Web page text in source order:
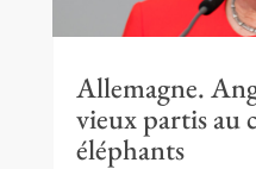
Allemagne.
vieux partis au
éléphants